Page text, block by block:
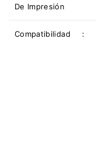
De Impresión
Compatibilidad :